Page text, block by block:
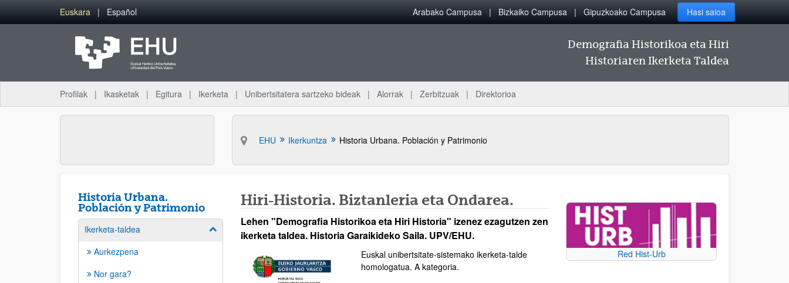
Eduki nagusira joan
Euskara Español Arabako Campusa Bizkaiko Campusa Gipuzkoako Campusa Hasi saioa
Demografia Historikoa eta Hiri
Historiaren Ikerketa Taldea
Profilak Ikasketak Egitura Ikerketa Unibertsitatera sartzeko bideak Alorrak Zerbitzuak Direktorioa
EHU Ikerkuntza Historia Urbana. Población y Patrimonio
Historia Urbana.
Población y Patrimonio
Ikerketa-taldea Erakutsi/izkutatu azpiorriak
Aurkezpena
Nor gara?
Hiri-Historia. Biztanleria eta Ondarea.
Lehen "Demografia Historikoa eta Hiri Historia" izenez ezagutzen zen
ikerketa taldea. Historia Garaikideko Saila. UPV/EHU.
Euskal unibertsitate-sistemako ikerketa-talde
homologatua. A kategoria.
Red Hist-Urb